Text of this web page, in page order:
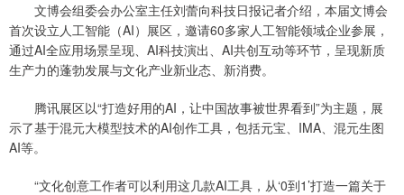
文博会组委会办公室主任刘蕾向科技日报记者介绍，本届文博会
首次设立人工智能（AI）展区，邀请60多家人工智能领域企业参展，
通过AI全应用场景呈现、AI科技演出、AI共创互动等环节，呈现新质
生产力的蓬勃发展与文化产业新业态、新消费。
腾讯展区以“打造好用的AI，让中国故事被世界看到”为主题，展
示了基于混元大模型技术的AI创作工具，包括元宝、IMA、混元生图
AI等。
“文化创意工作者可以利用这几款AI工具，从‘0到1’打造一篇关于